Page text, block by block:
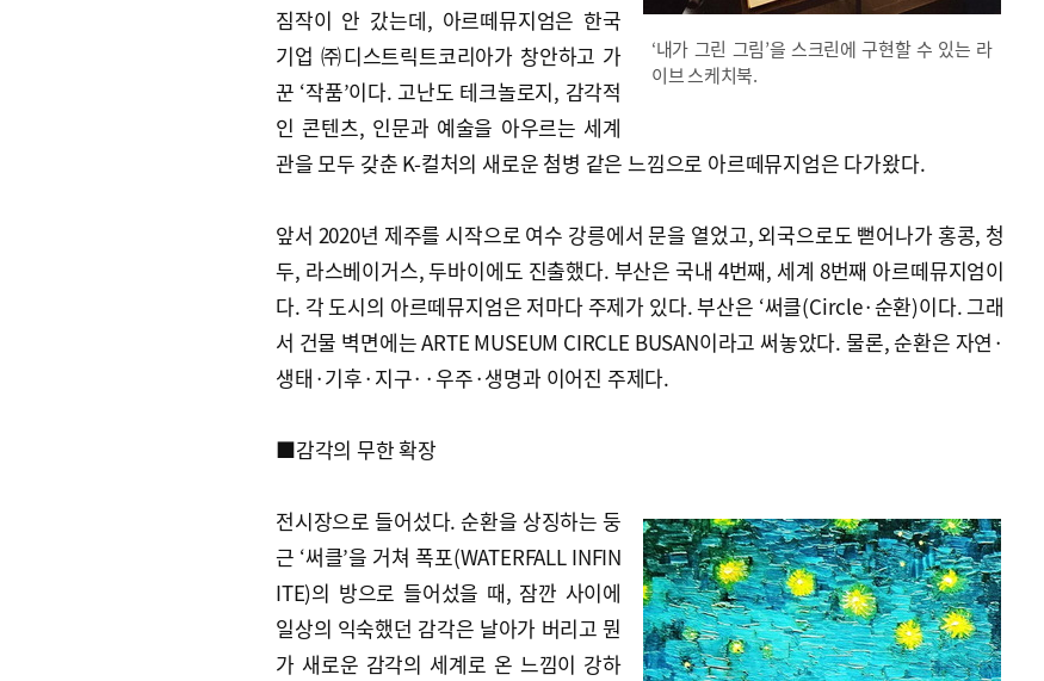
‘내가 그린 그림’을 스크린에 구현할 수 있는 라
이브 스케치북.
짐작이 안 갔는데, 아르떼뮤지엄은 한국
기업 ㈜디스트릭트코리아가 창안하고 가
꾼 ‘작품’이다. 고난도 테크놀로지, 감각적
인 콘텐츠, 인문과 예술을 아우르는 세계
관을 모두 갖춘 K-컬처의 새로운 첨병 같은 느낌으로 아르떼뮤지엄은 다가왔다.
앞서 2020년 제주를 시작으로 여수 강릉에서 문을 열었고, 외국으로도 뻗어나가 홍콩, 청
두, 라스베이거스, 두바이에도 진출했다. 부산은 국내 4번째, 세계 8번째 아르떼뮤지엄이
다. 각 도시의 아르떼뮤지엄은 저마다 주제가 있다. 부산은 ‘써클(Circle·순환)이다. 그래
서 건물 벽면에는 ARTE MUSEUM CIRCLE BUSAN이라고 써놓았다. 물론, 순환은 자연·
생태·기후·지구··우주·생명과 이어진 주제다.
■감각의 무한 확장
전시장으로 들어섰다. 순환을 상징하는 둥
근 ‘써클’을 거쳐 폭포(WATERFALL INFIN
ITE)의 방으로 들어섰을 때, 잠깐 사이에
일상의 익숙했던 감각은 날아가 버리고 뭔
가 새로운 감각의 세계로 온 느낌이 강하